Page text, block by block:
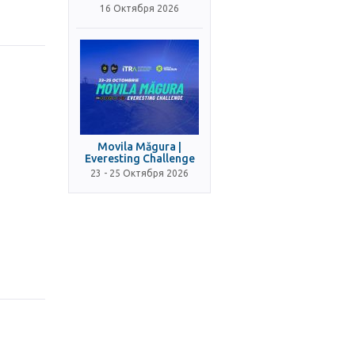
16 Октября 2026
Movila Măgura |
Everesting Challenge
23 - 25 Октября 2026